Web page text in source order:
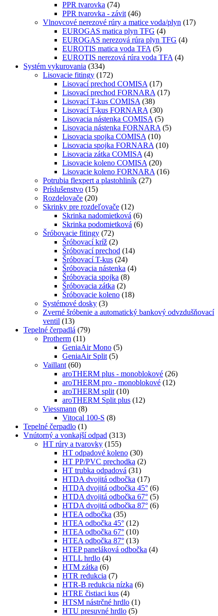
PPR tvarovka (74)
PPR tvarovka - závit (46)
Vlnovcové nerezové rúry a matice voda/plyn (17)
EUROGAS matica plyn TFG (4)
EUROGAS nerezová rúra plyn TFG (4)
EUROTIS matica voda TFA (5)
EUROTIS nerezová rúra voda TFA (4)
Systém vykurovania (334)
Lisovacie fitingy (172)
Lisovací prechod COMISA (17)
Lisovací prechod FORNARA (17)
Lisovací T-kus COMISA (38)
Lisovací T-kus FORNARA (30)
Lisovacia nástenka COMISA (5)
Lisovacia nástenka FORNARA (5)
Lisovacia spojka COMISA (10)
Lisovacia spojka FORNARA (10)
Lisovacia zátka COMISA (4)
Lisovacie koleno COMISA (20)
Lisovacie koleno FORNARA (16)
Potrubia flexpert a plastohliník (27)
Príslušenstvo (15)
Rozdelovače (20)
Skrinky pre rozdeľovače (12)
Skrinka nadomietková (6)
Skrinka podomietková (6)
Šróbovacie fitingy (72)
Šróbovací kríž (2)
Šróbovací prechod (14)
Šróbovací T-kus (24)
Šróbovacia nástenka (4)
Šróbovacia spojka (8)
Šróbovacia zátka (2)
Šróbovacie koleno (18)
Systémové dosky (3)
Zverné šróbenie a automatický bankový odvzdušňovací
ventil (13)
Tepelné čerpadlá (79)
Protherm (11)
GeniaAir Mono (5)
GeniaAir Split (5)
Vaillant (60)
aroTHERM plus - monoblokové (26)
aroTHERM pro - monoblokové (12)
aroTHERM split (10)
aroTHERM Split plus (12)
Viessmann (8)
Vitocal 100-S (8)
Tepelné čerpadlo (1)
Vnútorný a vonkajší odpad (313)
HT rúry a tvarovky (155)
HT odpadové koleno (30)
HT PP/PVC prechodka (2)
HT trubka odpadová (31)
HTDA dvojitá odbočka (17)
HTDA dvojitá odbočka 45° (6)
HTDA dvojitá odbočka 67° (5)
HTDA dvojitá odbočka 87° (6)
HTEA odbočka (35)
HTEA odbočka 45° (12)
HTEA odbočka 67° (10)
HTEA odbočka 87° (13)
HTEP paneláková odbočka (4)
HTLL hrdlo (4)
HTM zátka (6)
HTR redukcia (7)
HTR-B redukcia nízka (6)
HTRE čistiaci kus (4)
HTSM nástrčné hrdlo (1)
HTU presuvné hrdlo (5)